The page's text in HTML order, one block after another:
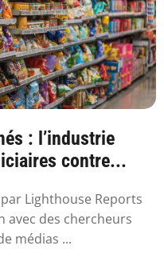
: l’industrie
contre...
Lighthouse Reports
avec des chercheurs
médias ...